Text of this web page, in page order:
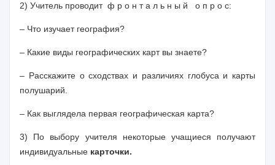
2) Учитель проводит ф р о н т а л ь н ы й о п р о с:
– Что изучает география?
– Какие виды географических карт вы знаете?
– Расскажите о сходствах и различиях глобуса и карты
полушарий.
– Как выглядела первая географическая карта?
3) По выбору учителя некоторые учащиеся получают
индивидуальные карточки.